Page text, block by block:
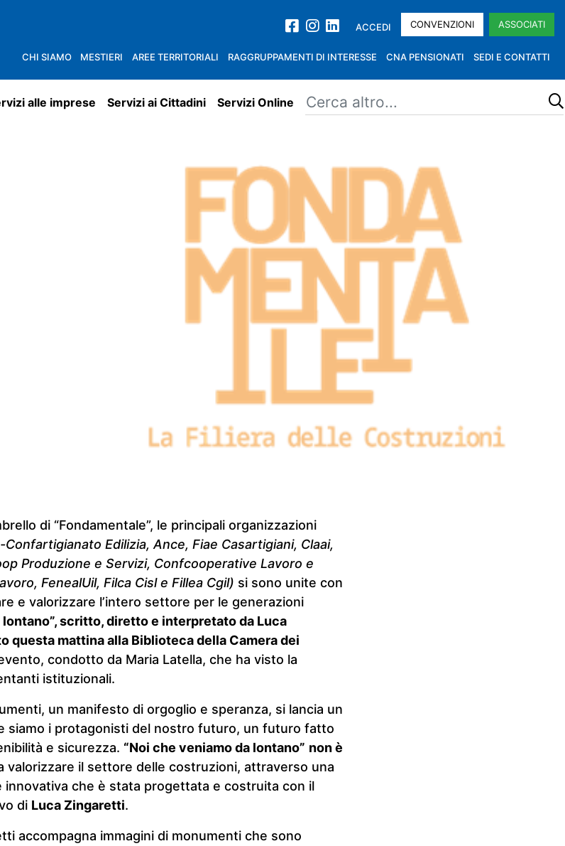
ACCEDI CONVENZIONI ASSOCIATI
CHI SIAMO MESTIERI AREE TERRITORIALI RAGGRUPPAMENTI DI INTERESSE CNA PENSIONATI SEDI E CONTATTI
alle imprese Servizi ai Cittadini Servizi Online
di “Fondamentale”, le principali organizzazioni
Confartigianato Edilizia, Ance, Fiae Casartigiani, Claai,
Produzione e Servizi, Confcooperative Lavoro e
FenealUil, Filca Cisl e Fillea Cgil) si sono unite con
e valorizzare l’intero settore per le generazioni
lontano”, scritto, diretto e interpretato da Luca
questa mattina alla Biblioteca della Camera dei
condotto da Maria Latella, che ha visto la
istituzionali.
un manifesto di orgoglio e speranza, si lancia un
siamo i protagonisti del nostro futuro, un futuro fatto
e sicurezza. “Noi che veniamo da lontano” non è
valorizzare il settore delle costruzioni, attraverso una
innovativa che è stata progettata e costruita con il
di Luca Zingaretti.
accompagna immagini di monumenti che sono